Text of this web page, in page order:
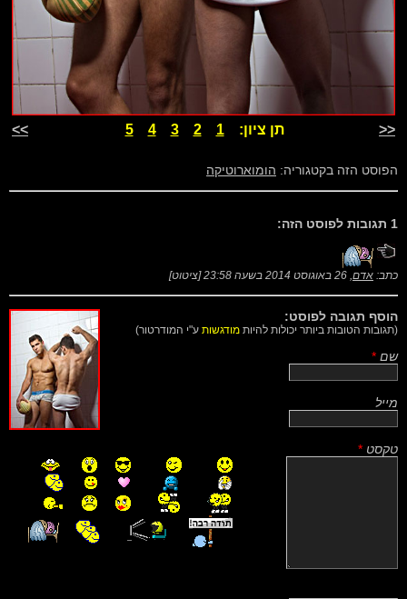
<< תן ציון:1
2
3
4
5
>>
הפוסט הזה בקטגוריה: הומוארוטיקה
1 תגובות לפוסט הזה:
כתב: אדם, 26 באוגוסט 2014 בשעה 23:58 [ציטוט]
הוסף תגובה לפוסט:
(תגובות הטובות ביותר יכולות להיות מודגשות ע"י המודרטור)
שם *
מייל
טקסט *